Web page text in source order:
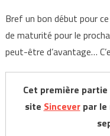
Bref un bon début pour
de maturité pour le
peut-être d’avantage…
Cet première
site Sinceverpar le